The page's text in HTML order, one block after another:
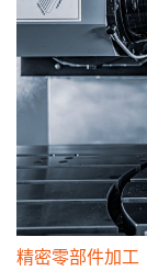
精密零部件加工